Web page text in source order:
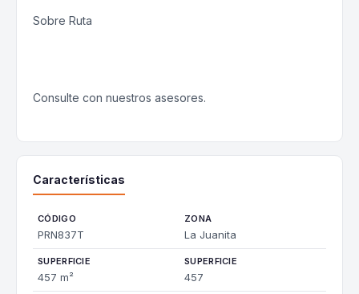
Sobre Ruta
Consulte con nuestros asesores.
Características
CÓDIGO
PRN837T
ZONA
La Juanita
SUPERFICIE
457 m²
SUPERFICIE
457